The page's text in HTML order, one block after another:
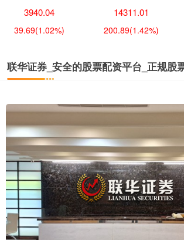
3940.04
39.69(1.02%)
14311.01
200.89(1.42%)
联华证券_安全的股票配资平台_正规股